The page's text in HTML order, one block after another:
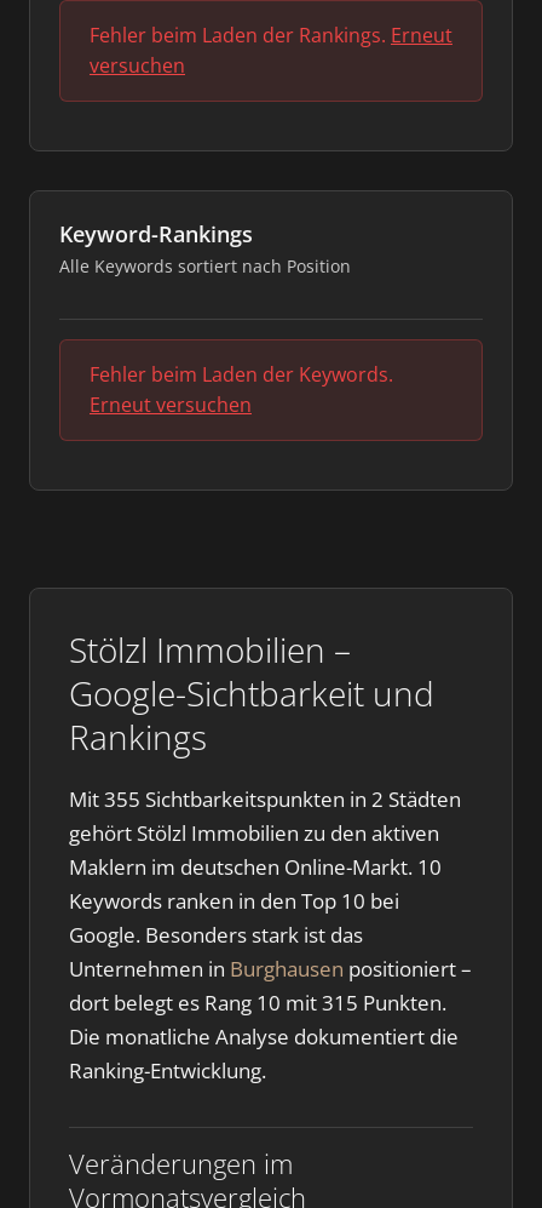
Stölzl Immobilien –
Google-Sichtbarkeit und
Rankings
Mit 355 Sichtbarkeitspunkten in 2 Städten
gehört Stölzl Immobilien zu den aktiven
Maklern im deutschen Online-Markt. 10
Keywords ranken in den Top 10 bei
Google. Besonders stark ist das
Unternehmen in Burghausen positioniert –
dort belegt es Rang 10 mit 315 Punkten.
Die monatliche Analyse dokumentiert die
Ranking-Entwicklung.
Veränderungen im
Vormonatsvergleich
Fehler beim Laden der Rankings. Erneut
versuchen
Keyword-Rankings
Alle Keywords sortiert nach Position
Fehler beim Laden der Keywords.
Erneut versuchen